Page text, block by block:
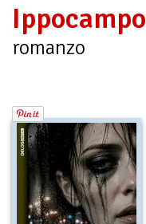
Ippocampo
romanzo